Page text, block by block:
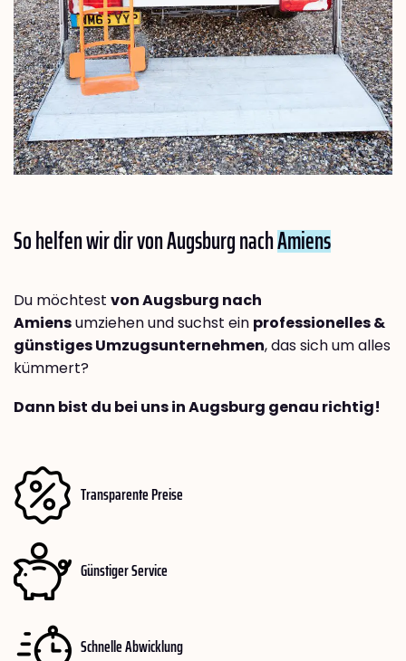
So helfen wir dir von Augsburg nachAmiens
Du möchtest von Augsburg nach
Amiensumziehen und suchst ein professionelles &
günstiges Umzugsunternehmen, das sich um alles
kümmert?
Dann bist du bei uns in Augsburg genau richtig!
Transparente Preise
Günstiger Service
Schnelle Abwicklung